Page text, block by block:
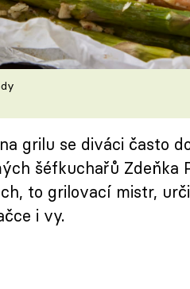
grilu se diváci často
šéfkuchařů Zdeňka
to grilovací mistr,
i vy.